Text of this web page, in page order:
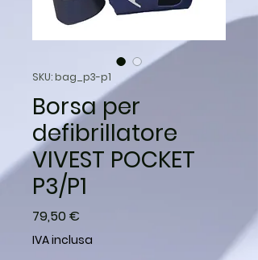
SKU: bag_p3-p1
Borsa per
defibrillatore
VIVEST POCKET
P3/P1
79,50 €
IVA inclusa